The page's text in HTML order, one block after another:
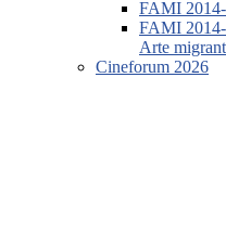
FAMI
FAMI
Arte
Cineforum 2026